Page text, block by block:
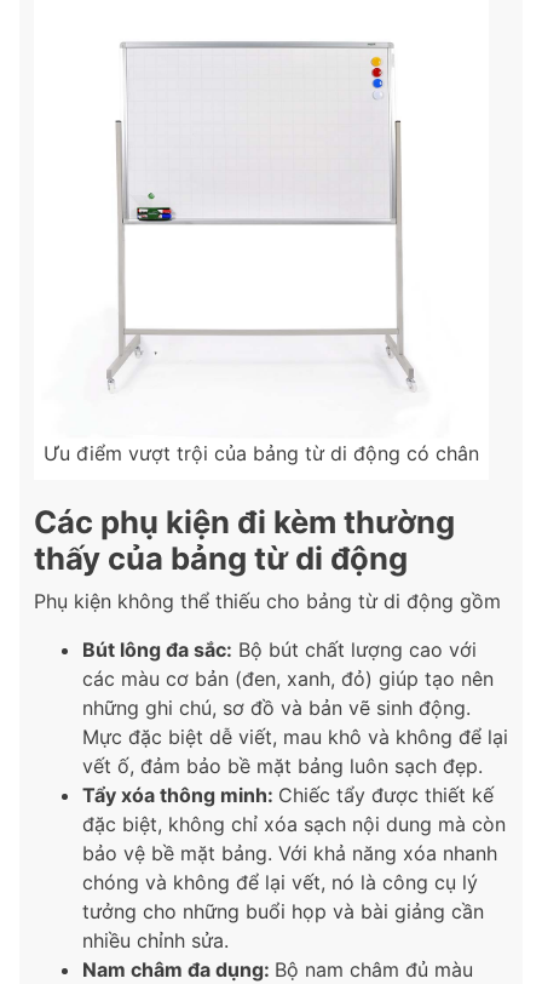
Ưu điểm vượt trội của bảng từ di động có chân
Các phụ kiện đi kèm thường
thấy của bảng từ di động
Phụ kiện không thể thiếu cho bảng từ di động gồm
Bút lông đa sắc: Bộ bút chất lượng cao với
các màu cơ bản (đen, xanh, đỏ) giúp tạo nên
những ghi chú, sơ đồ và bản vẽ sinh động.
Mực đặc biệt dễ viết, mau khô và không để lại
vết ố, đảm bảo bề mặt bảng luôn sạch đẹp.
Tẩy xóa thông minh: Chiếc tẩy được thiết kế
đặc biệt, không chỉ xóa sạch nội dung mà còn
bảo vệ bề mặt bảng. Với khả năng xóa nhanh
chóng và không để lại vết, nó là công cụ lý
tưởng cho những buổi họp và bài giảng cần
nhiều chỉnh sửa.
Nam châm đa dụng: Bộ nam châm đủ màu